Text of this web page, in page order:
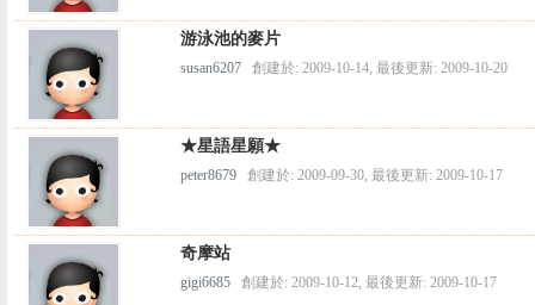
游泳池的麥片
susan6207 創建於: 2009-10-14, 最後更新: 2009-10-20
★星語星願★
peter8679 創建於: 2009-09-30, 最後更新: 2009-10-17
奇摩站
gigi6685 創建於: 2009-10-12, 最後更新: 2009-10-17